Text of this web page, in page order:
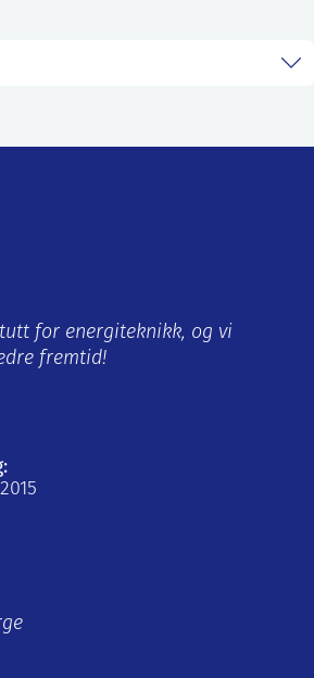
for energiteknikk, og vi
fremtid!